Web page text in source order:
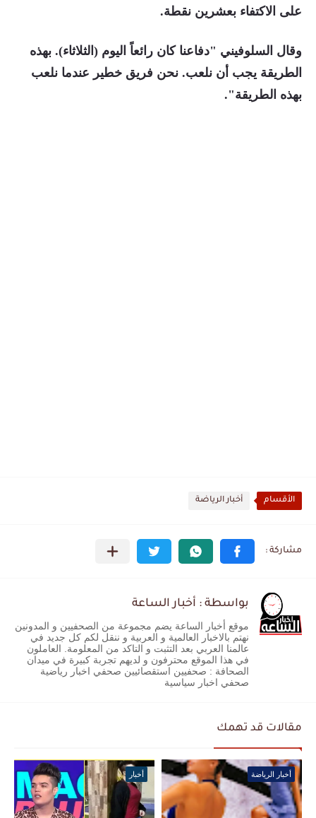
على الاكتفاء بعشرين نقطة.
وقال السلوفيني "دفاعنا كان رائعاً اليوم (الثلاثاء). بهذه
الطريقة يجب أن نلعب. نحن فريق خطير عندما نلعب
بهذه الطريقة".
الأقسام أخبار الرياضة
بواسطة : أخبار الساعة
موقع أخبار الساعة يضم مجموعة من الصحفيين و المدونين
نهتم بالاخبار العالمية و العربية و ننقل لكم كل جديد في
عالمنا العربي بعد التثبت و التاكد من المعلومة. العاملون
في هذا الموقع محترفون و لديهم تجربة كبيرة في ميدان
الصحافة : صحفيين استقصائيين صحفي اخبار رياضية
صحفي اخبار سياسية
مقالات قد تهمك
أخبار الرياضة أخبار